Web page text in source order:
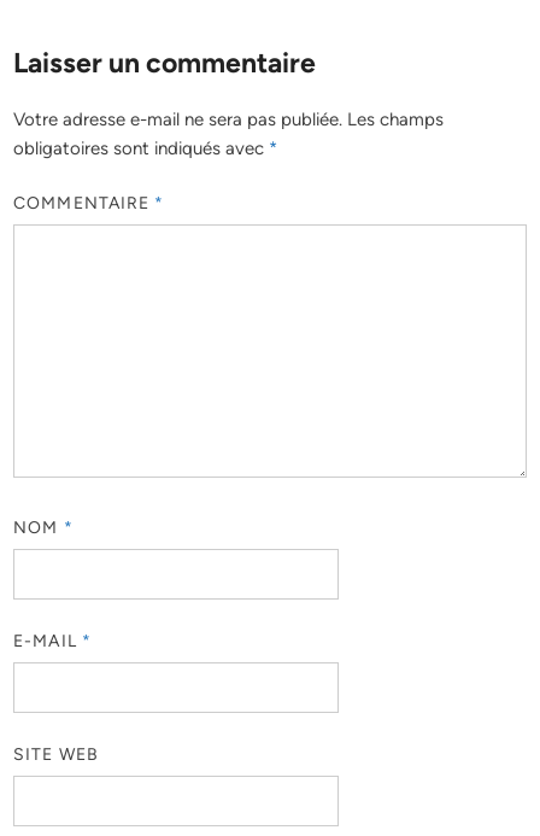
Laisser un commentaire
Votre adresse e-mail ne sera pas publiée. Les champs
obligatoires sont indiqués avec *
COMMENTAIRE *
NOM *
E-MAIL *
SITE WEB